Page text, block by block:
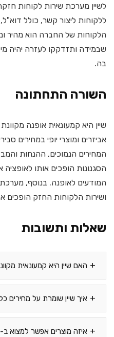
לשיין מערכת שירות לקוחות
ללקוחות ליצור קשר, כולל
הלקוחות של החברה הוא מהיר
שבמידה ותזדקקו לעזרה יהיה
בה.
השורה התחתונה
שיין היא קמעונאית אופנה
אביזרים ומוצרי יופי במחירים
המחירים הנמוכים, ההנחות
הסגנונות הופכים אותו לאופציה
המודעים לאופנה. בנוסף,
ושירות הלקוחות החזק הופכים
שאלות ותשובות
האם שיין היא קמעונאית
איך שיין שומרת על מחירים
איזה מוצרים אפשר למצוא ב-